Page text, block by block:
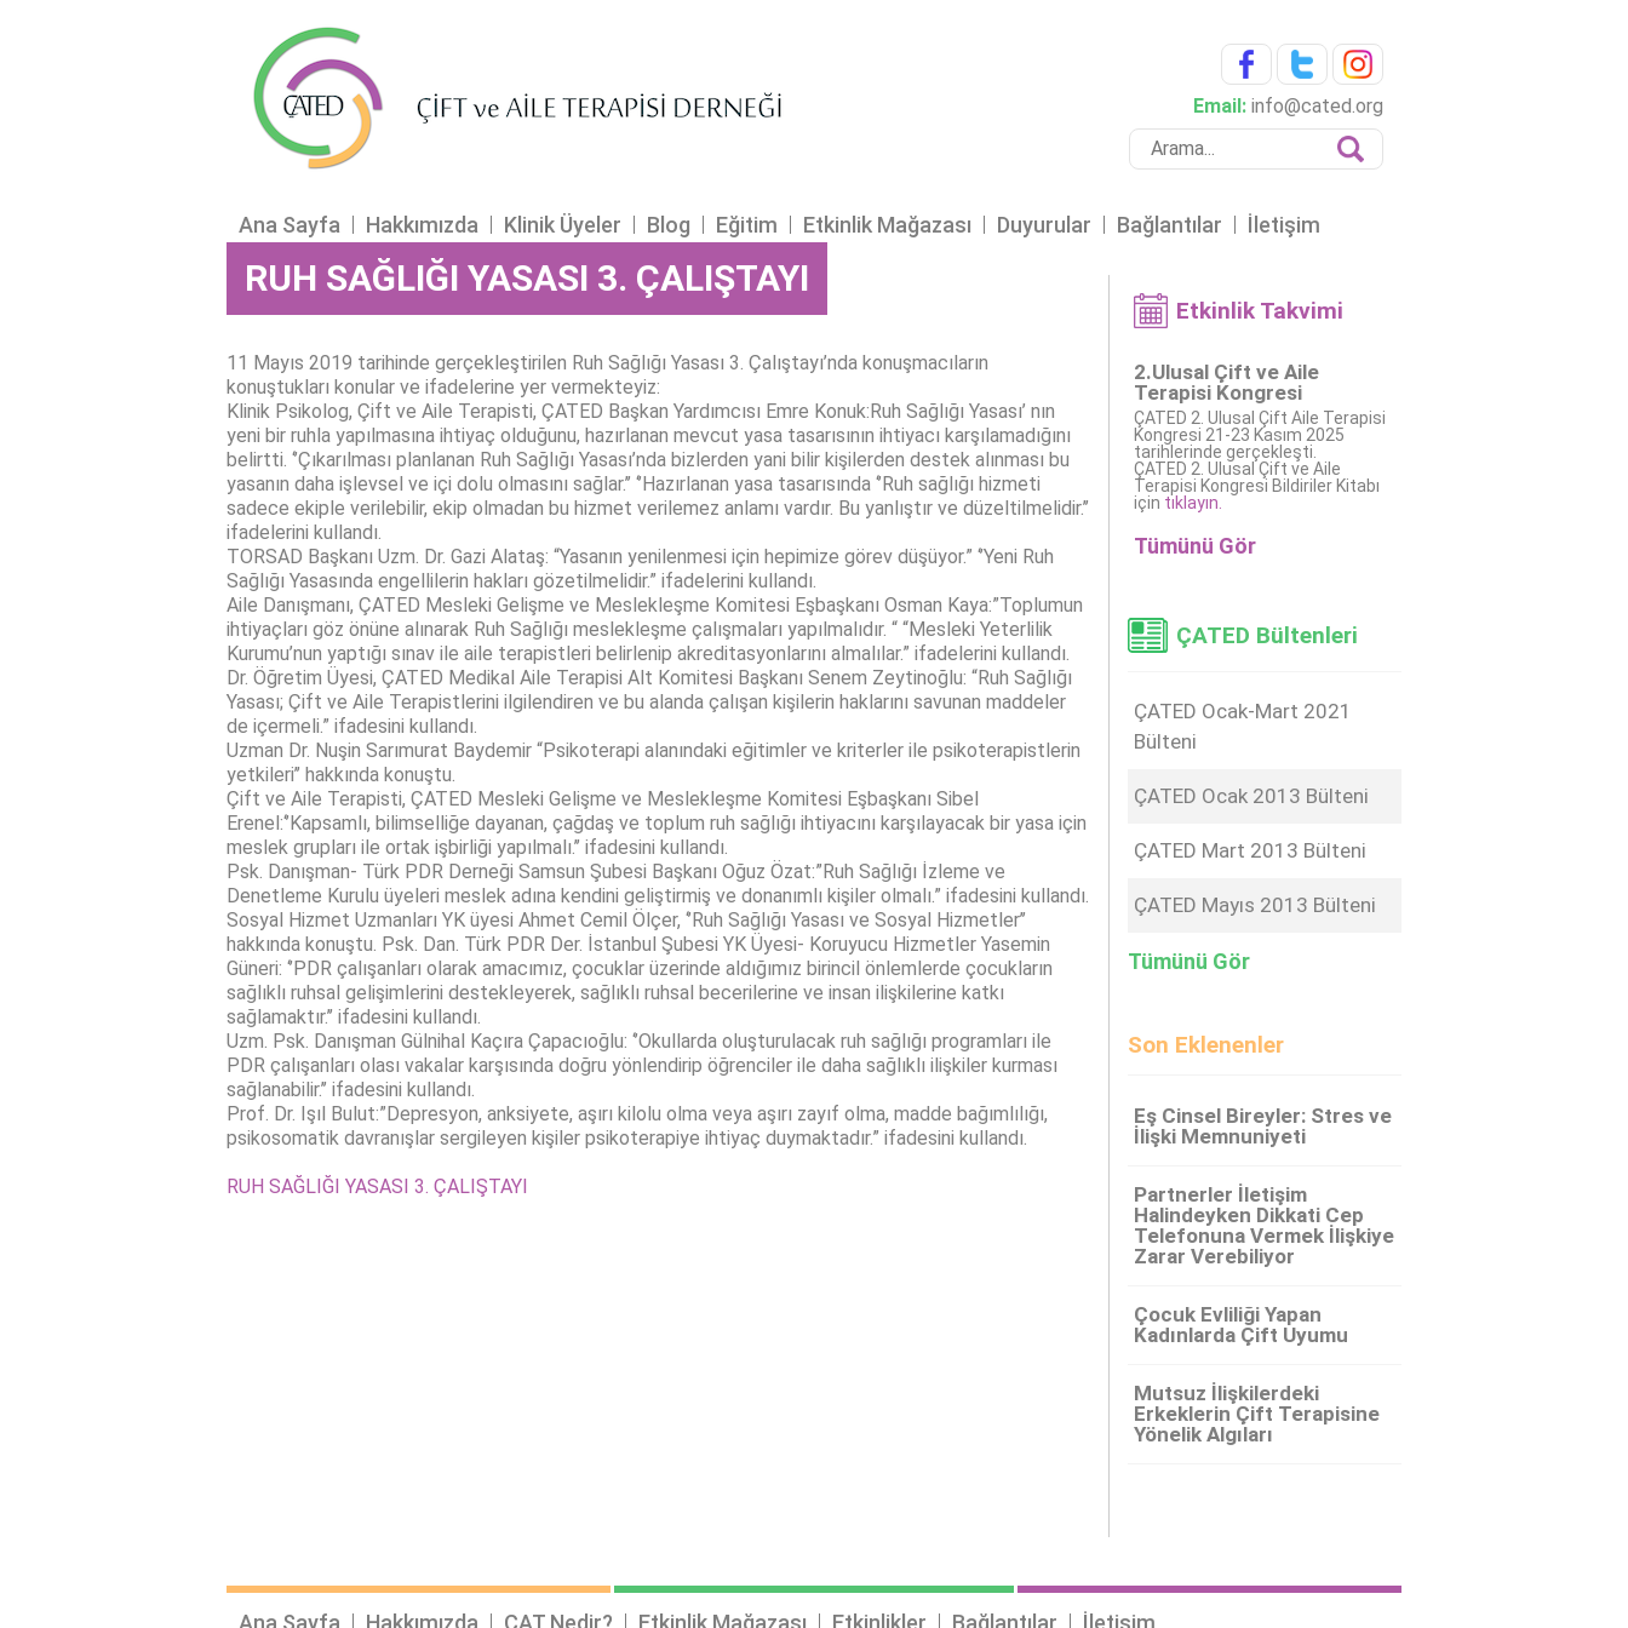
Email: info@cated.org
Ana Sayfa Hakkımızda Klinik Üyeler Blog Eğitim Etkinlik Mağazası Duyurular Bağlantılar İletişim
RUH SAĞLIĞI YASASI 3. ÇALIŞTAYI
11 Mayıs 2019 tarihinde gerçekleştirilen Ruh Sağlığı Yasası 3. Çalıştayı’nda konuşmacıların
konuştukları konular ve ifadelerine yer vermekteyiz:
Klinik Psikolog, Çift ve Aile Terapisti, ÇATED Başkan Yardımcısı Emre Konuk:Ruh Sağlığı Yasası’ nın
yeni bir ruhla yapılmasına ihtiyaç olduğunu, hazırlanan mevcut yasa tasarısının ihtiyacı karşılamadığını
belirtti. ‘’Çıkarılması planlanan Ruh Sağlığı Yasası’nda bizlerden yani bilir kişilerden destek alınması bu
yasanın daha işlevsel ve içi dolu olmasını sağlar.’’ ‘’Hazırlanan yasa tasarısında ‘’Ruh sağlığı hizmeti
sadece ekiple verilebilir, ekip olmadan bu hizmet verilemez anlamı vardır. Bu yanlıştır ve düzeltilmelidir.’’
ifadelerini kullandı.
TORSAD Başkanı Uzm. Dr. Gazi Alataş: “Yasanın yenilenmesi için hepimize görev düşüyor.” ‘’Yeni Ruh
Sağlığı Yasasında engellilerin hakları gözetilmelidir.” ifadelerini kullandı.
Aile Danışmanı, ÇATED Mesleki Gelişme ve Meslekleşme Komitesi Eşbaşkanı Osman Kaya:”Toplumun
ihtiyaçları göz önüne alınarak Ruh Sağlığı meslekleşme çalışmaları yapılmalıdır. “ “Mesleki Yeterlilik
Kurumu’nun yaptığı sınav ile aile terapistleri belirlenip akreditasyonlarını almalılar.” ifadelerini kullandı.
Dr. Öğretim Üyesi, ÇATED Medikal Aile Terapisi Alt Komitesi Başkanı Senem Zeytinoğlu: “Ruh Sağlığı
Yasası; Çift ve Aile Terapistlerini ilgilendiren ve bu alanda çalışan kişilerin haklarını savunan maddeler
de içermeli.” ifadesini kullandı.
Uzman Dr. Nuşin Sarımurat Baydemir “Psikoterapi alanındaki eğitimler ve kriterler ile psikoterapistlerin
yetkileri’’ hakkında konuştu.
Çift ve Aile Terapisti, ÇATED Mesleki Gelişme ve Meslekleşme Komitesi Eşbaşkanı Sibel
Erenel:‘’Kapsamlı, bilimselliğe dayanan, çağdaş ve toplum ruh sağlığı ihtiyacını karşılayacak bir yasa için
meslek grupları ile ortak işbirliği yapılmalı.’’ ifadesini kullandı.
Psk. Danışman- Türk PDR Derneği Samsun Şubesi Başkanı Oğuz Özat:”Ruh Sağlığı İzleme ve
Denetleme Kurulu üyeleri meslek adına kendini geliştirmiş ve donanımlı kişiler olmalı.” ifadesini kullandı.
Sosyal Hizmet Uzmanları YK üyesi Ahmet Cemil Ölçer, ‘’Ruh Sağlığı Yasası ve Sosyal Hizmetler’’
hakkında konuştu. Psk. Dan. Türk PDR Der. İstanbul Şubesi YK Üyesi- Koruyucu Hizmetler Yasemin
Güneri: ‘’PDR çalışanları olarak amacımız, çocuklar üzerinde aldığımız birincil önlemlerde çocukların
sağlıklı ruhsal gelişimlerini destekleyerek, sağlıklı ruhsal becerilerine ve insan ilişkilerine katkı
sağlamaktır.’’ ifadesini kullandı.
Uzm. Psk. Danışman Gülnihal Kaçıra Çapacıoğlu: ‘’Okullarda oluşturulacak ruh sağlığı programları ile
PDR çalışanları olası vakalar karşısında doğru yönlendirip öğrenciler ile daha sağlıklı ilişkiler kurması
sağlanabilir.’’ ifadesini kullandı.
Prof. Dr. Işıl Bulut:”Depresyon, anksiyete, aşırı kilolu olma veya aşırı zayıf olma, madde bağımlılığı,
psikosomatik davranışlar sergileyen kişiler psikoterapiye ihtiyaç duymaktadır.” ifadesini kullandı.
RUH SAĞLIĞI YASASI 3. ÇALIŞTAYI
Etkinlik Takvimi
2.Ulusal Çift ve Aile
Terapisi Kongresi
ÇATED 2. Ulusal Çift Aile Terapisi
Kongresi 21-23 Kasım 2025
tarihlerinde gerçekleşti.
ÇATED 2. Ulusal Çift ve Aile
Terapisi Kongresi Bildiriler Kitabı
için tıklayın.
Tümünü Gör
ÇATED Bültenleri
ÇATED Ocak-Mart 2021
Bülteni
ÇATED Ocak 2013 Bülteni
ÇATED Mart 2013 Bülteni
ÇATED Mayıs 2013 Bülteni
Tümünü Gör
Son Eklenenler
Eş Cinsel Bireyler: Stres ve
İlişki Memnuniyeti
Partnerler İletişim
Halindeyken Dikkati Cep
Telefonuna Vermek İlişkiye
Zarar Verebiliyor
Çocuk Evliliği Yapan
Kadınlarda Çift Uyumu
Mutsuz İlişkilerdeki
Erkeklerin Çift Terapisine
Yönelik Algıları
Ana Sayfa Hakkımızda ÇAT Nedir? Etkinlik Mağazası Etkinlikler Bağlantılar İletişim